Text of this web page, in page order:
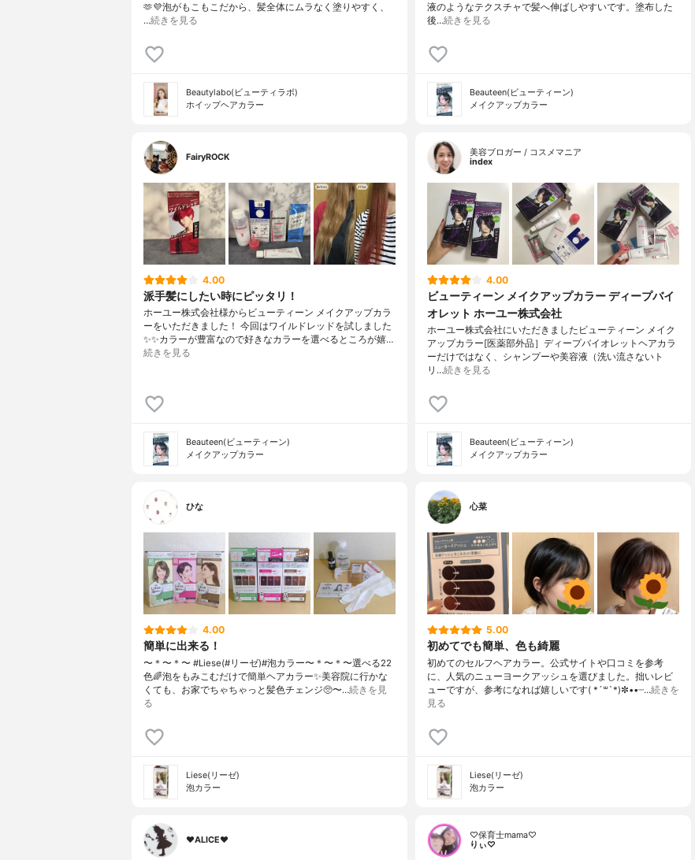
🫶💜⁡泡がもこもこだから、髪全体にムラなく塗りやすく、
…続きを見る
Beautylabo(ビューティラボ)
ホイップヘアカラー
液のようなテクスチャで髪へ伸ばしやすいです。塗布した
後…続きを見る
Beauteen(ビューティーン)
メイクアップカラー
FairyROCK
4.00
派手髪にしたい時にピッタリ！
ホーユー株式会社様からビューティーン メイクアップカラ
ーをいただきました！ 今回はワイルドレッドを試しました
✨✨カラーが豊富なので好きなカラーを選べるところが嬉…
続きを見る
Beauteen(ビューティーン)
メイクアップカラー
美容ブロガー / コスメマニア
index
4.00
ビューティーン メイクアップカラー ディープバイ
オレット ホーユー株式会社
ホーユー株式会社にいただきましたビューティーン メイク
アップカラー[医薬部外品］ディープバイオレットヘアカラ
ーだけではなく、シャンプーや美容液（洗い流さないト
リ…続きを見る
Beauteen(ビューティーン)
メイクアップカラー
ひな
4.00
簡単に出来る！
〜＊〜＊〜 #Liese(#リーゼ)#泡カラー〜＊〜＊〜選べる22
色🌈泡をもみこむだけで簡単ヘアカラー✨美容院に行かな
くても、お家でちゃちゃっと髪色チェンジ🥺〜…続きを見
る
Liese(リーゼ)
泡カラー
心菜
5.00
初めてでも簡単、色も綺麗
初めてのセルフヘアカラー。公式サイトや口コミを参考
に、人気のニューヨークアッシュを選びました。拙いレビ
ューですが、参考になれば嬉しいです( *´꒳`*)✼••┈…続きを
見る
Liese(リーゼ)
泡カラー
♥ALICE♥
♡保育士mama♡
りぃ♡